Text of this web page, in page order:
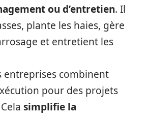
ou d’entretien. Il
plante les haies, gère
et entretient les
entreprises combinent
pour des projets
simplifie la